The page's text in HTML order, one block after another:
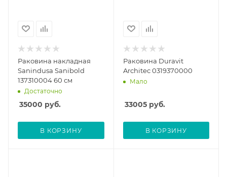
Раковина накладная
Sanindusa Sanibold
137310004 60 см
Достаточно
35000 руб.
В КОРЗИНУ
Раковина Duravit
Architec 0319370000
Мало
33005руб.
В КОРЗИНУ